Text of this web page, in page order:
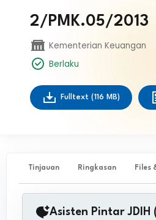
2/PMK.05/2013
Kementerian Keuangan
Berlaku
Fulltext (116 MB)
Tinjauan Ringkasan Files
Asisten Pintar JDIH